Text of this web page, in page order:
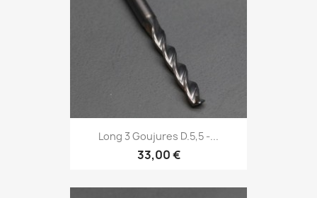
Long 3 Goujures D.5,5 -...
33,00 €